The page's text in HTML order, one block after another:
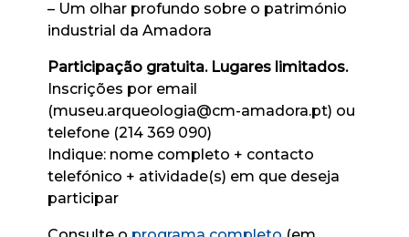
– Um olhar profundo sobre o património
industrial da Amadora
Participação gratuita. Lugares limitados.
Inscrições por email
(museu.arqueologia@cm-amadora.pt) ou
telefone (214 369 090)
Indique: nome completo + contacto
telefónico + atividade(s) em que deseja
participar